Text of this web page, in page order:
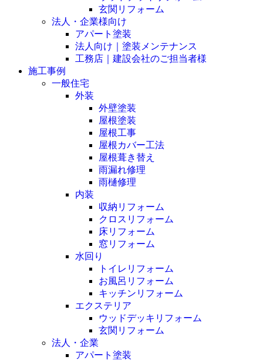
玄関リフォーム
法人・企業様向け
アパート塗装
法人向け｜塗装メンテナンス
工務店｜建設会社のご担当者様
施工事例
一般住宅
外装
外壁塗装
屋根塗装
屋根工事
屋根カバー工法
屋根葺き替え
雨漏れ修理
雨樋修理
内装
収納リフォーム
クロスリフォーム
床リフォーム
窓リフォーム
水回り
トイレリフォーム
お風呂リフォーム
キッチンリフォーム
エクステリア
ウッドデッキリフォーム
玄関リフォーム
法人・企業
アパート塗装